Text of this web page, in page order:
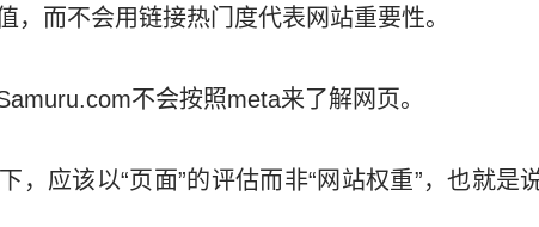
，而不会用链接热门度代表网站重要性。
不会按照meta来了解网页。
，应该以“页面”的评估而非“网站权重”，也就是